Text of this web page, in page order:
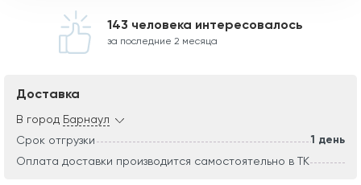
143 человека интересовалось
за последние 2 месяца
Доставка
В город Барнаул
Срок отгрузки
1 день
Оплата доставки производится самостоятельно в ТК